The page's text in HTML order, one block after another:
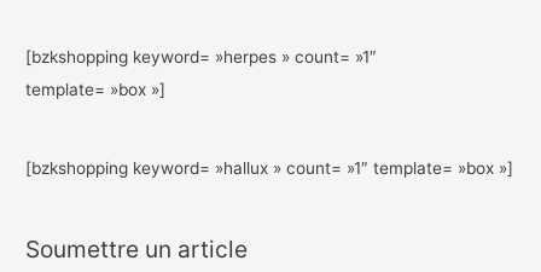
[bzkshopping keyword= »herpes » count= »1″
template= »box »]
[bzkshopping keyword= »hallux » count= »1″ template= »box »]
Soumettre un article